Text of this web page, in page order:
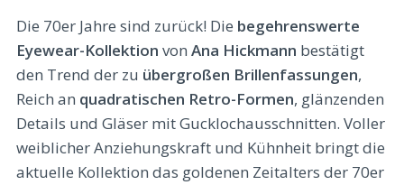
Die 70er Jahre sind zurück! Die begehrenswerte
Eyewear-Kollektion von Ana Hickmann bestätigt
den Trend der zu übergroßen Brillenfassungen,
Reich an quadratischen Retro-Formen, glänzenden
Details und Gläser mit Gucklochausschnitten. Voller
weiblicher Anziehungskraft und Kühnheit bringt die
aktuelle Kollektion das goldenen Zeitalters der 70er